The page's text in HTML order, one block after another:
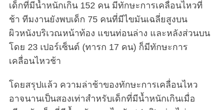
เด็กที่มีน้ำหนักเกิน 152 คน มีทักษะการเคลื่อนไหวที่
ช้า ทีมงานยังพบเด็ก 75 คนที่มีไขมันเฉลี่ยสูงบน
ผิวหนังบริเวณหน้าท้อง แขนท่อนล่าง และหลังส่วนบน
โดย 23 เปอร์เซ็นต์ (ทารก 17 คน) ก็มีทักษะการ
เคลื่อนไหวช้า
โดยสรุปแล้ว ความล่าช้าของทักษะการเคลื่อนไหว
อาจนานเป็นสองเท่าสำหรับเด็กที่มีน้ำหนักเกินเมื่อ